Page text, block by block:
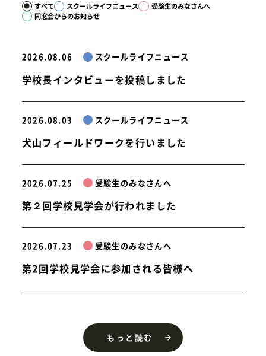
すべて スクールライフニュース
受験生のみなさんへ
同窓会からのお知らせ
2026.08.06 スクールライフニュース
学校長インタビューを投稿しました
2026.08.03 スクールライフニュース
犬山フィールドワークを行いました
2026.07.25 受験生のみなさんへ
第２回学校見学会が行われました
2026.07.23 受験生のみなさんへ
第2回学校見学会に参加される皆様へ
もっと読む